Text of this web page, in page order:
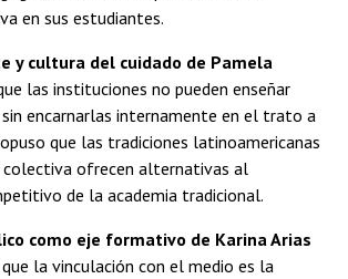
en sus estudiantes.
y cultura del cuidado de Pamela
las instituciones no pueden enseñar
encarnarlas internamente en el trato a
que las tradiciones latinoamericanas
colectiva ofrecen alternativas al
de la academia tradicional.
como eje formativo de Karina Arias
la vinculación con el medio es la